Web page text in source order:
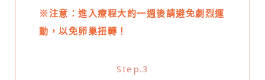
※注意：進入療程大約一週後請避免劇烈運
動，以免卵巢扭轉！
Step.3